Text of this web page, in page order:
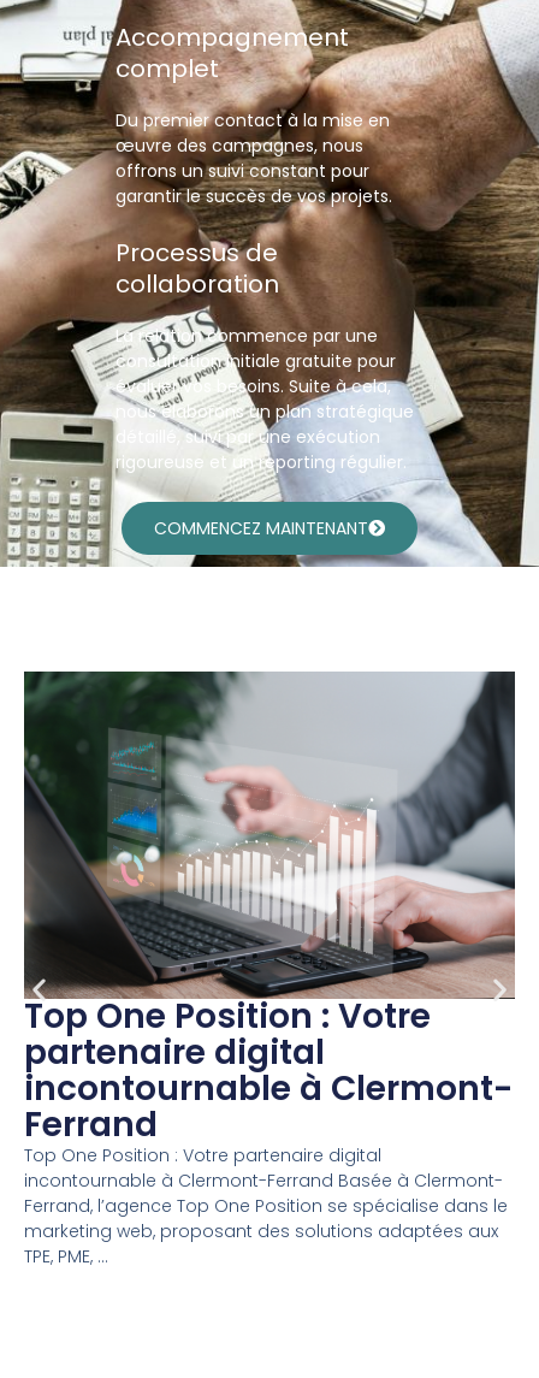
Accompagnement
complet
Du premier contact à la mise en
œuvre des campagnes, nous
offrons un suivi constant pour
garantir le succès de vos projets.
Processus de
collaboration
La relation commence par une
consultation initiale gratuite pour
évaluer vos besoins. Suite à cela,
nous élaborons un plan stratégique
détaillé, suivi par une exécution
rigoureuse et un reporting régulier.
COMMENCEZ MAINTENANT
Top One Position : Votre
partenaire digital
incontournable à Clermont-
Ferrand
Top One Position : Votre partenaire digital
incontournable à Clermont-Ferrand Basée à Clermont-
Ferrand, l’agence Top One Position se spécialise dans le
marketing web, proposant des solutions adaptées aux
TPE, PME, ...